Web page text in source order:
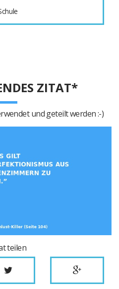
ZITAT*
und geteilt werden :-)
teilen